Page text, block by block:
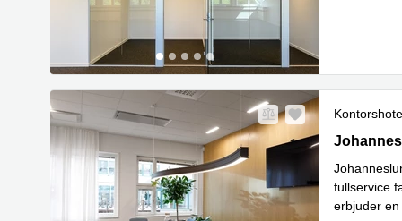
fullservice
erbjuder